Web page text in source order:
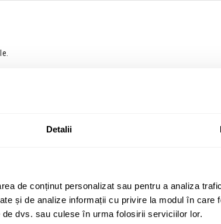
Detalii
de conținut personalizat sau pentru a analiza
și de analize informații cu privire la modul în care
dvs. sau culese în urma folosirii serviciilor lor.